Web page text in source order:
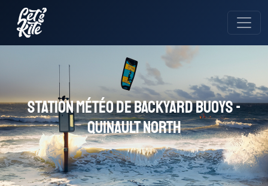
Station météo de Backyard Buoys -
Quinault North